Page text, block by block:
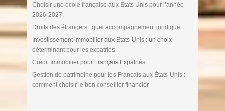
Choisir une école française aux Etats Unis pour l’année
2026-2027.
Droits des étrangers : quel accompagnement juridique
Investissement immobilier aux Etats-Unis : un choix
déterminant pour les expatriés
Crédit Immobilier pour Français Expatriés
Gestion de patrimoine pour les Français aux États-Unis :
comment choisir le bon conseiller financier